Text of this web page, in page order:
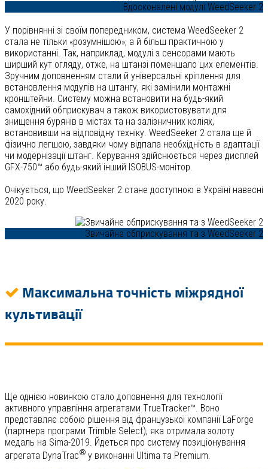
Вдосконалені модулі WeedSeeker 2
У порівнянні зі своїм попередником, система WeedSeeker 2
стала не тільки «розумнішою», а й більш практичною у
використанні. Так, наприклад, модулі з сенсорами мають
ширший кут огляду, отже, на штанзі поменшало цих елементів.
Зручним доповненням стали й універсальні кріплення для
встановлення модулів на штангу, які замінили монтажні
кронштейни. Систему можна встановити на будь-який
самохідний обприскувач а також використовувати для
знищення бурянів в містах та на залізничних коліях,
встановивши на відповідну техніку. WeedSeeker 2 стала ще й
фізично легшою, завдяки чому відпала необхідність в адаптації
чи модернізації штанг. Керування здійснюється через дисплей
GFX-750™ або будь-який інший ISOBUS-монітор.
Очікується, що WeedSeeker 2 стане доступною в Україні навесні
2020 року.
Звичайне обприскування та з WeedSeeker 2
Максимальна точність міжрядної
культивації
Ще однією новинкою стало доповнення для технології
активного управління агрегатами ТrueTracker™. Воно
представляє собою рішення від французької компанії LaForge
(партнера програми Trimble Select), яка отримала золоту
медаль на Sima-2019. Йдеться про систему позиціонування
агрегата DynaTrac® у виконанні Ultima та Premium.